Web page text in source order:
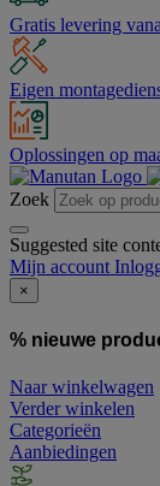
Gratis levering
Eigen
Oplossingen op
Zoek
Suggested site
Mijn account
×
% nieuwe
Naar winkelwagen
Verder winkelen
Categorieën
Aanbiedingen